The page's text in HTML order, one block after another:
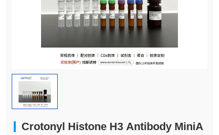
Crotonyl Histone H3 Antibody MiniA